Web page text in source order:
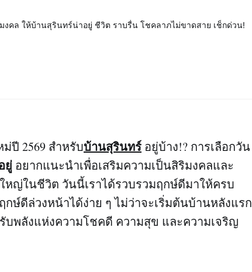
งคล ให้บ้านสุรินทร์น่าอยู่ ชีวิต ราบรื่น โชคลาภไม่ขาดสาย เช็กด่วน!
ปี 2569 สำหรับบ้านสุรินทร์ อยู่บ้าง!? การเลือกวัน
ยู่ อยากแนะนำเพื่อเสริมความเป็นสิริมงคลและ
หญ่ในชีวิต วันนี้เราได้รวบรวมฤกษ์ดีมาให้ครบ
ษ์ดีล่วงหน้าได้ง่าย ๆ ไม่ว่าจะเริ่มต้นบ้านหลังแรก
พลังแห่งความโชคดี ความสุข และความเจริญ